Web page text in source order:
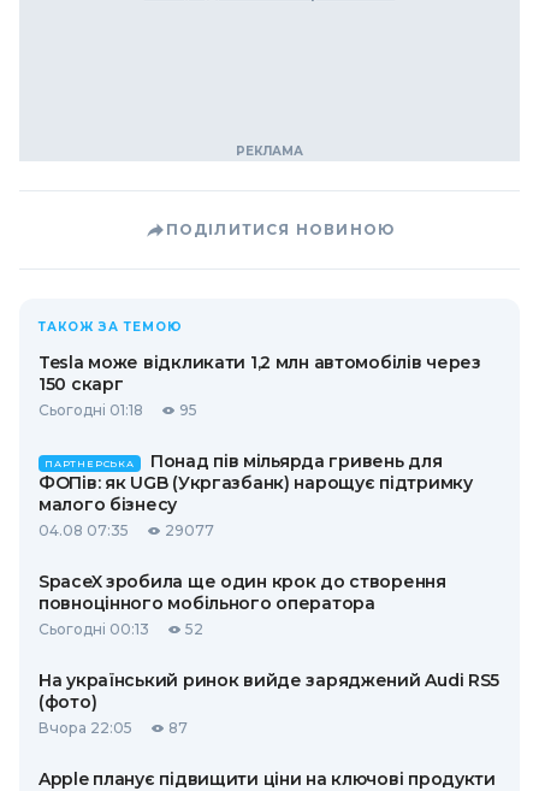
ПОДІЛИТИСЯ НОВИНОЮ
ТАКОЖ ЗА ТЕМОЮ
Tesla може відкликати 1,2 млн автомобілів через
150 скарг
Сьогодні 01:18 95
ПАРТНЕРСЬКА
Понад пів мільярда гривень для
ФОПів: як UGB (Укргазбанк) нарощує підтримку
малого бізнесу
04.08 07:35 29077
SpaceX зробила ще один крок до створення
повноцінного мобільного оператора
Сьогодні 00:13 52
На український ринок вийде заряджений Audi RS5
(фото)
Вчора 22:05 87
Apple планує підвищити ціни на ключові продукти